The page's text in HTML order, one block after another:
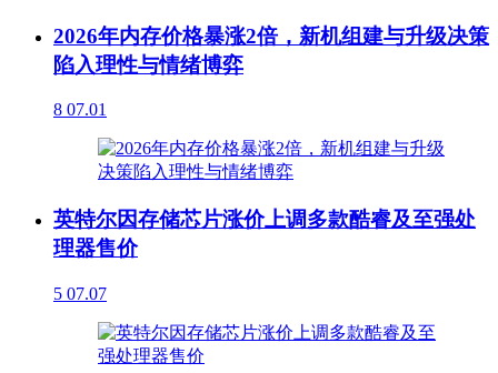
2026年内存价格暴涨2倍，新机组建与升级决策
陷入理性与情绪博弈
8 07.01
英特尔因存储芯片涨价上调多款酷睿及至强处
理器售价
5 07.07